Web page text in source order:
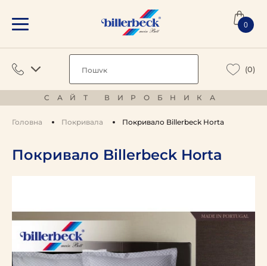
0
(0)
САЙТ ВИРОБНИКА
Головна Покривала Покривало Billerbeck Horta
Покривало Billerbeck Horta